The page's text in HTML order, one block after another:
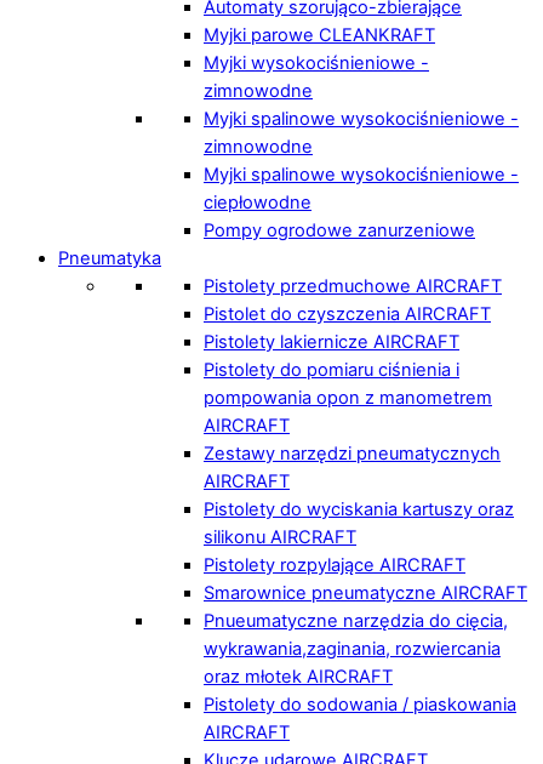
Automaty szorująco-zbierające
Myjki parowe CLEANKRAFT
Myjki wysokociśnieniowe -
zimnowodne
Myjki spalinowe wysokociśnieniowe -
zimnowodne
Myjki spalinowe wysokociśnieniowe -
ciepłowodne
Pompy ogrodowe zanurzeniowe
Pneumatyka
Pistolety przedmuchowe AIRCRAFT
Pistolet do czyszczenia AIRCRAFT
Pistolety lakiernicze AIRCRAFT
Pistolety do pomiaru ciśnienia i
pompowania opon z manometrem
AIRCRAFT
Zestawy narzędzi pneumatycznych
AIRCRAFT
Pistolety do wyciskania kartuszy oraz
silikonu AIRCRAFT
Pistolety rozpylające AIRCRAFT
Smarownice pneumatyczne AIRCRAFT
Pnueumatyczne narzędzia do cięcia,
wykrawania,zaginania, rozwiercania
oraz młotek AIRCRAFT
Pistolety do sodowania / piaskowania
AIRCRAFT